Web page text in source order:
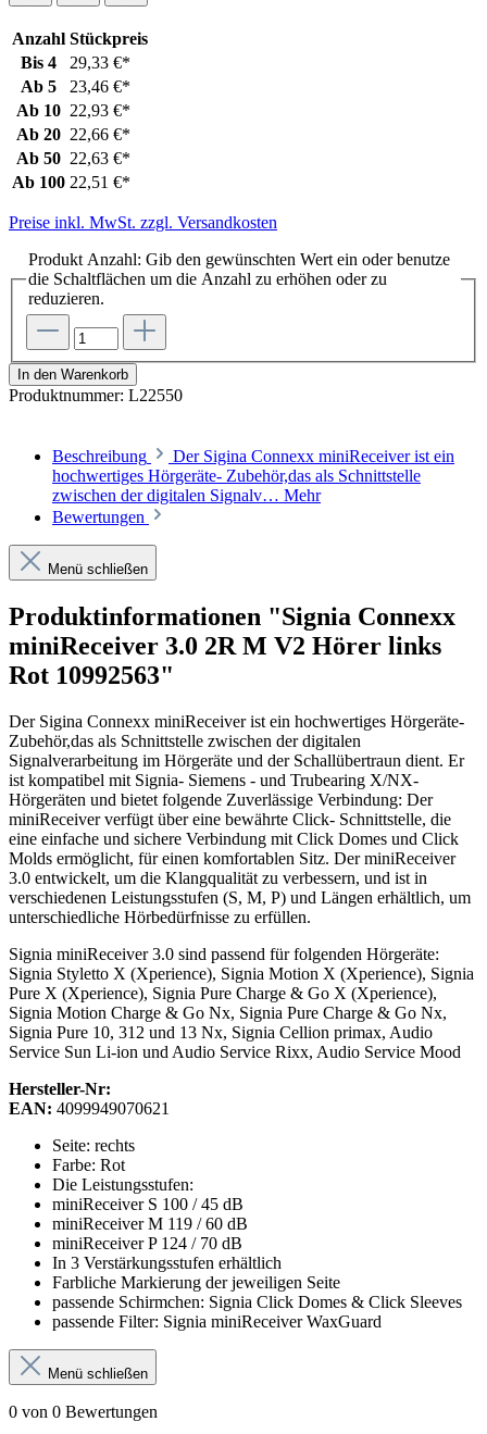
Anzahl Stückpreis
Bis 4
29,33 €*
Ab 5
23,46 €*
Ab 10 22,93 €*
Ab 20 22,66 €*
Ab 50 22,63 €*
Ab 100 22,51 €*
Preise inkl. MwSt. zzgl. Versandkosten
Produkt Anzahl: Gib den gewünschten Wert ein oder benutze
die Schaltflächen um die Anzahl zu erhöhen oder zu
reduzieren.
In den Warenkorb
Produktnummer: L22550
Beschreibung
Der Sigina Connexx miniReceiver ist ein
hochwertiges Hörgeräte- Zubehör,das als Schnittstelle
zwischen der digitalen Signalv… Mehr
Bewertungen
Menü schließen
Produktinformationen "Signia Connexx
miniReceiver 3.0 2R M V2 Hörer links
Rot 10992563"
Der Sigina Connexx miniReceiver ist ein hochwertiges Hörgeräte-
Zubehör,das als Schnittstelle zwischen der digitalen
Signalverarbeitung im Hörgeräte und der Schallübertraun dient. Er
ist kompatibel mit Signia- Siemens - und Trubearing X/NX-
Hörgeräten und bietet folgende Zuverlässige Verbindung: Der
miniReceiver verfügt über eine bewährte Click- Schnittstelle, die
eine einfache und sichere Verbindung mit Click Domes und Click
Molds ermöglicht, für einen komfortablen Sitz. Der miniReceiver
3.0 entwickelt, um die Klangqualität zu verbessern, und ist in
verschiedenen Leistungsstufen (S, M, P) und Längen erhältlich, um
unterschiedliche Hörbedürfnisse zu erfüllen.
Signia miniReceiver 3.0 sind passend für folgenden Hörgeräte:
Signia Styletto X (Xperience), Signia Motion X (Xperience), Signia
Pure X (Xperience), Signia Pure Charge & Go X (Xperience),
Signia Motion Charge & Go Nx, Signia Pure Charge & Go Nx,
Signia Pure 10, 312 und 13 Nx, Signia Cellion primax, Audio
Service Sun Li-ion und Audio Service Rixx, Audio Service Mood
Hersteller-Nr:
EAN: 4099949070621
Seite: rechts
Farbe: Rot
Die Leistungsstufen:
miniReceiver S 100 / 45 dB
miniReceiver M 119 / 60 dB
miniReceiver P 124 / 70 dB
In 3 Verstärkungsstufen erhältlich
Farbliche Markierung der jeweiligen Seite
passende Schirmchen: Signia Click Domes & Click Sleeves
passende Filter: Signia miniReceiver WaxGuard
Menü schließen
0 von 0 Bewertungen